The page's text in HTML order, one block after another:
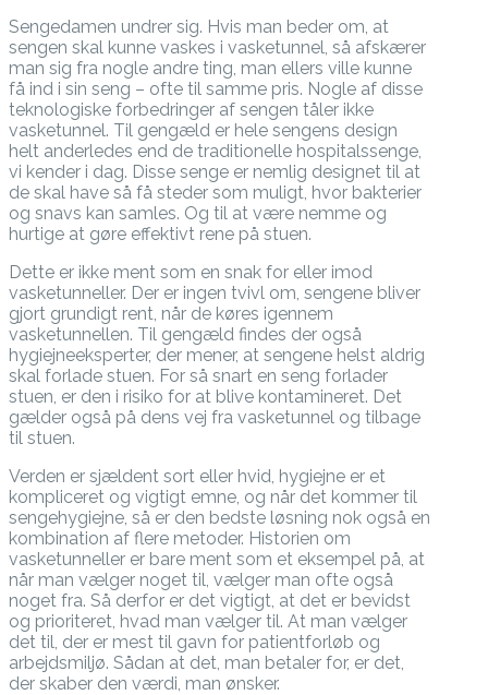
Sengedamen undrer sig. Hvis man beder om, at
sengen skal kunne vaskes i vasketunnel, så afskærer
man sig fra nogle andre ting, man ellers ville kunne
få ind i sin seng – ofte til samme pris. Nogle af disse
teknologiske forbedringer af sengen tåler ikke
vasketunnel. Til gengæld er hele sengens design
helt anderledes end de traditionelle hospitalssenge,
vi kender i dag. Disse senge er nemlig designet til at
de skal have så få steder som muligt, hvor bakterier
og snavs kan samles. Og til at være nemme og
hurtige at gøre effektivt rene på stuen.
Dette er ikke ment som en snak for eller imod
vasketunneller. Der er ingen tvivl om, sengene bliver
gjort grundigt rent, når de køres igennem
vasketunnellen. Til gengæld findes der også
hygiejneeksperter, der mener, at sengene helst aldrig
skal forlade stuen. For så snart en seng forlader
stuen, er den i risiko for at blive kontamineret. Det
gælder også på dens vej fra vasketunnel og tilbage
til stuen.
Verden er sjældent sort eller hvid, hygiejne er et
kompliceret og vigtigt emne, og når det kommer til
sengehygiejne, så er den bedste løsning nok også en
kombination af flere metoder. Historien om
vasketunneller er bare ment som et eksempel på, at
når man vælger noget til, vælger man ofte også
noget fra. Så derfor er det vigtigt, at det er bevidst
og prioriteret, hvad man vælger til. At man vælger
det til, der er mest til gavn for patientforløb og
arbejdsmiljø. Sådan at det, man betaler for, er det,
der skaber den værdi, man ønsker.